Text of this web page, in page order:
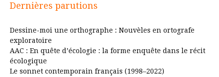
Dernières parutions
Dessine-moi une orthographe : Nouvèles en ortografe
exploratoire
AAC : En quête d’écologie : la forme enquête dans le récit
écologique
Le sonnet contemporain français (1998–2022)